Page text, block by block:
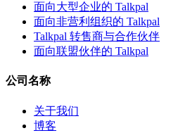
面向大型企业的 Talkpal
面向非营利组织的 Talkpal
Talkpal 转售商与合作伙伴
面向联盟伙伴的 Talkpal
公司名称
关于我们
博客